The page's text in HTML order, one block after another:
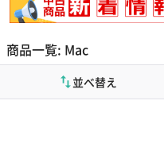
商品一覧: Mac
並べ替え